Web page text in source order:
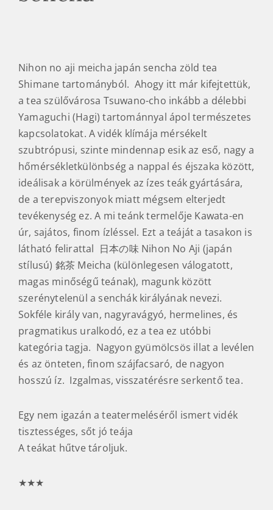
Nihon no aji meicha japán sencha zöld tea
Shimane tartományból. Ahogy itt már kifejtettük,
a tea szülővárosa Tsuwano-cho inkább a délebbi
Yamaguchi (Hagi) tartománnyal ápol természetes
kapcsolatokat. A vidék klímája mérsékelt
szubtrópusi, szinte mindennap esik az eső, nagy a
hőmérsékletkülönbség a nappal és éjszaka között,
ideálisak a körülmények az ízes teák gyártására,
de a terepviszonyok miatt mégsem elterjedt
tevékenység ez. A mi teánk termelője Kawata-en
úr, sajátos, finom ízléssel. Ezt a teáját a tasakon is
látható felirattal 日本の味 Nihon No Aji (japán
stílusú) 銘茶 Meicha (különlegesen válogatott,
magas minőségű teának), magunk között
szerénytelenül a senchák királyának nevezi.
Sokféle király van, nagyravágyó, hermelines, és
pragmatikus uralkodó, ez a tea ez utóbbi
kategória tagja. Nagyon gyümölcsös illat a levélen
és az önteten, finom szájfacsaró, de nagyon
hosszú íz. Izgalmas, visszatérésre serkentő tea.
Egy nem igazán a teatermeléséről ismert vidék
tisztességes, sőt jó teája
A teákat hűtve tároljuk.
★★★